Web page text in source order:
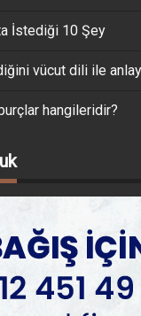
İstediği 10 Şey
vücut dili ile
hangileridir?